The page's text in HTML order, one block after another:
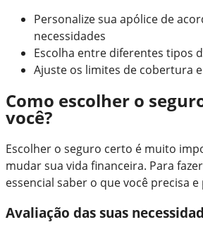
Personalize sua apólice de
necessidades
Escolha entre diferentes tipos
Ajuste os limites de cobertura
Como escolher o
você?
Escolher o seguro certo é muito
mudar sua vida financeira. Para
essencial saber o que você precisa
Avaliação das suas